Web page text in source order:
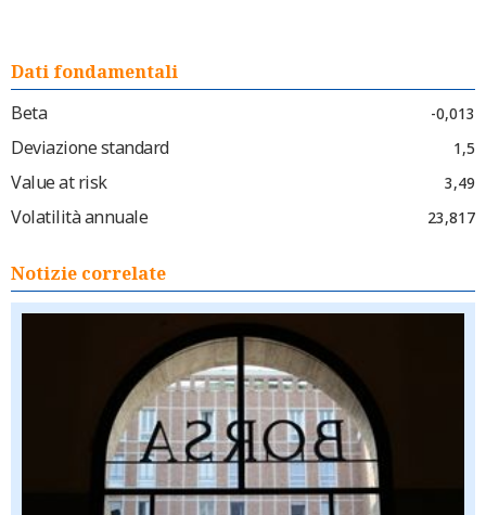
Dati fondamentali
Beta
-0,013
Deviazione standard 1,5
Value at risk 3,49
Volatilità annuale 23,817
Notizie correlate